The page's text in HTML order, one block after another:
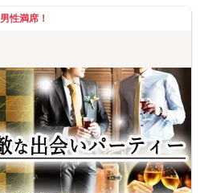
男性満席！